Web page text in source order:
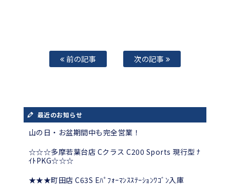
前の記事 次の記事
最近のお知らせ
山の日・お盆期間中も完全営業！
☆☆☆多摩若葉台店 Cクラス C200 Sports 現行型 ﾅ
ｲﾄPKG☆☆☆
★★★町田店 C63S Eﾊﾟﾌｫｰﾏﾝｽｽﾃｰｼｮﾝﾜｺﾞﾝ入庫